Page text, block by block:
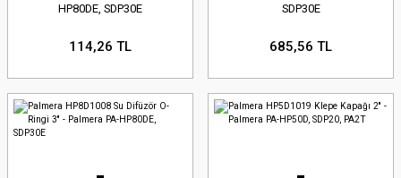
HP80DE, SDP30E
114,26 TL
SDP30E
685,56 TL